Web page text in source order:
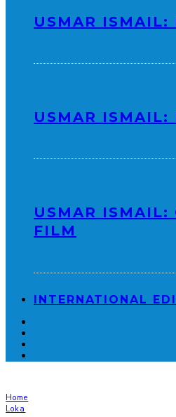
USMAR ISMAIL:
USMAR
USMAR ISMAIL:
FILM
INTERNATIONAL
Home
Loka